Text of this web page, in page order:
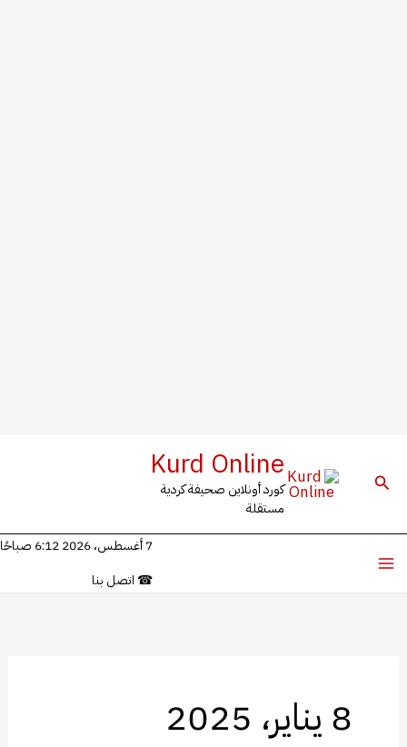
البحث Kurd Online
كورد أونلاين صحيفة كردية
مستقلة
7 أغسطس، 2026 6:12 صباحًا
☎ اتصل بنا
8 يناير، 2025